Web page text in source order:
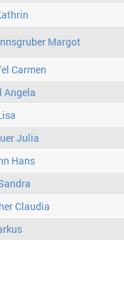
Margot
Carmen
Angela
Julia
Hans
Claudia